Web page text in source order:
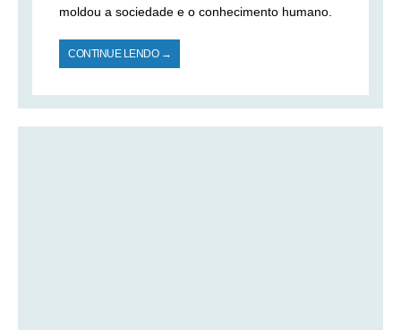
moldou a sociedade e o conhecimento humano.
CONTINUE LENDO →